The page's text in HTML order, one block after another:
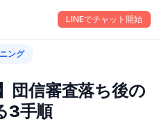
LINEでチャット開始
ング
団信審査落ち後の
3手順